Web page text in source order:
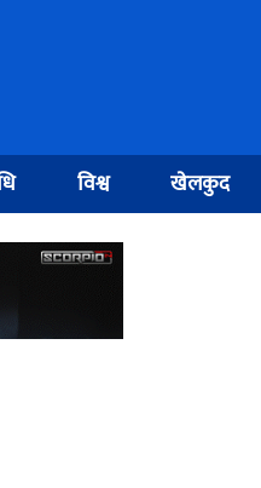
विश्व खेलकुद